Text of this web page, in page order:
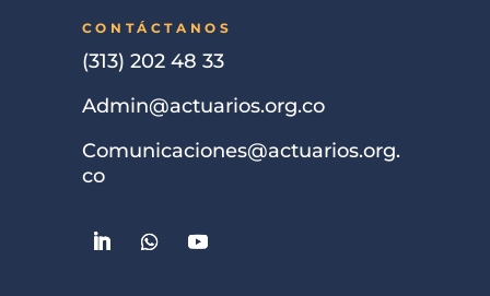
CONTÁCTANOS
(313) 202 48 33
Admin@actuarios.org.co
Comunicaciones@actuarios.org.
co